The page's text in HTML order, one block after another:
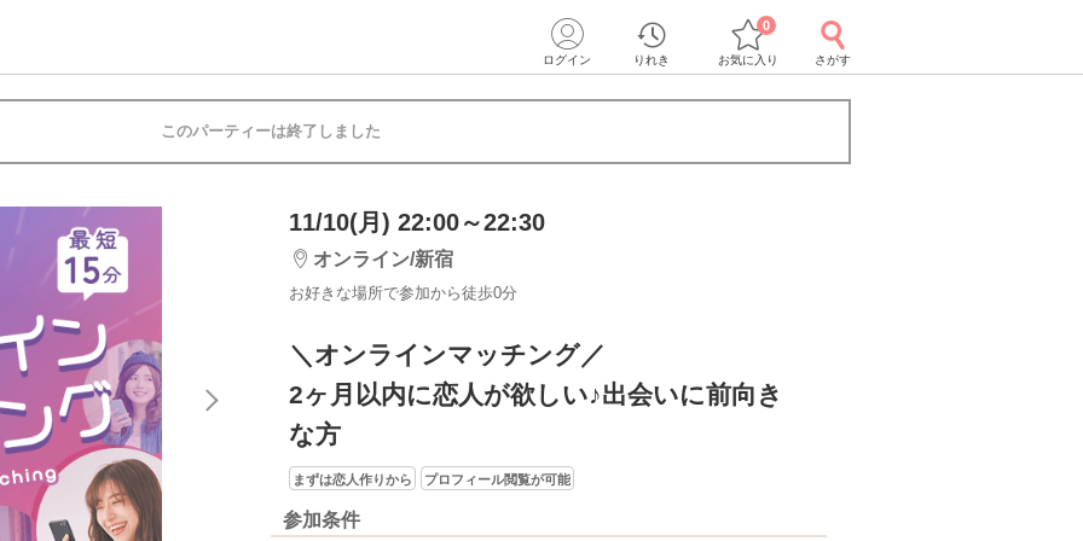
ログイン りれき お気に入り
0
さがす
このパーティーは終了しました
11/10(月) 22:00～22:30
オンライン/新宿
お好きな場所で参加から徒歩0分
＼オンラインマッチング／
2ヶ月以内に恋人が欲しい♪出会いに前向き
な方
まずは恋人作りから プロフィール閲覧が可能
参加条件